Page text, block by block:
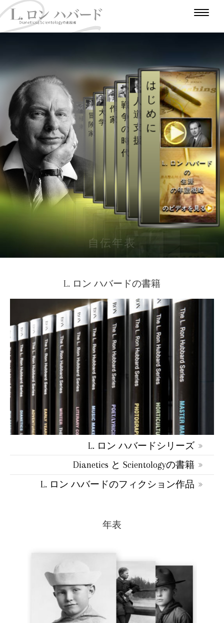
L. ロン ハバード
の
生涯
の年譜概略
のビデオを見る
は
じ
め
に
人
道
支
援
戦
争
の
時
代
作
家
大
学
冒
険
家
極
年
時
代
自伝年表
L. ロン ハバードの書籍
L. ロン ハバードシリーズ
Dianetics と Scientologyの書籍
L. ロン ハバードのフィクション作品
年表